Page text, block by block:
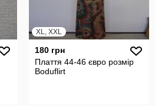
XL, XXL
180 грн
Плаття 44-46 євро розмір
Boduflirt